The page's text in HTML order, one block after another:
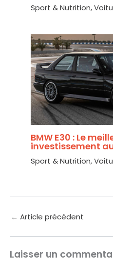
Sport & Nutrition,
BMW E30 : Le
investissement
Sport & Nutrition,
← Article précédent
Laisser un